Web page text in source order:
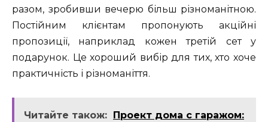
разом, зробивши вечерю більш різноманітною.
Постійним клієнтам пропонують акційні
пропозиції, наприклад кожен третій сет у
подарунок. Це хороший вибір для тих, хто хоче
практичність і різноманіття.
Читайте також:
Проект дома с гаражом: